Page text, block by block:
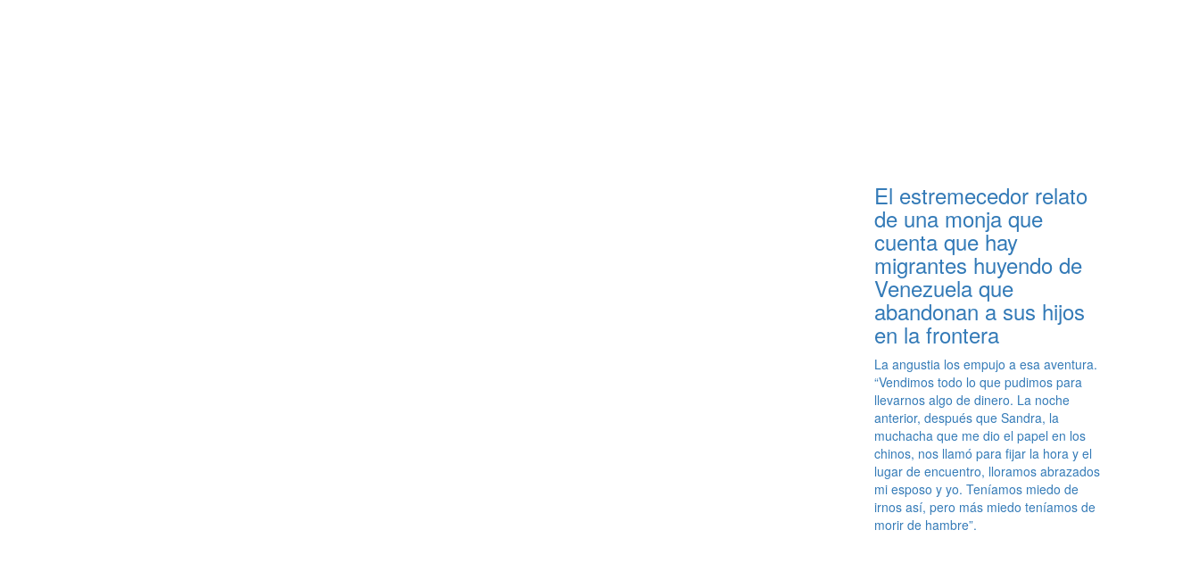
El estremecedor relato
de una monja que
cuenta que hay
migrantes huyendo de
Venezuela que
abandonan a sus hijos
en la frontera
La angustia los empujo a esa aventura.
“Vendimos todo lo que pudimos para
llevarnos algo de dinero. La noche
anterior, después que Sandra, la
muchacha que me dio el papel en los
chinos, nos llamó para fijar la hora y el
lugar de encuentro, lloramos abrazados
mi esposo y yo. Teníamos miedo de
irnos así, pero más miedo teníamos de
morir de hambre”.